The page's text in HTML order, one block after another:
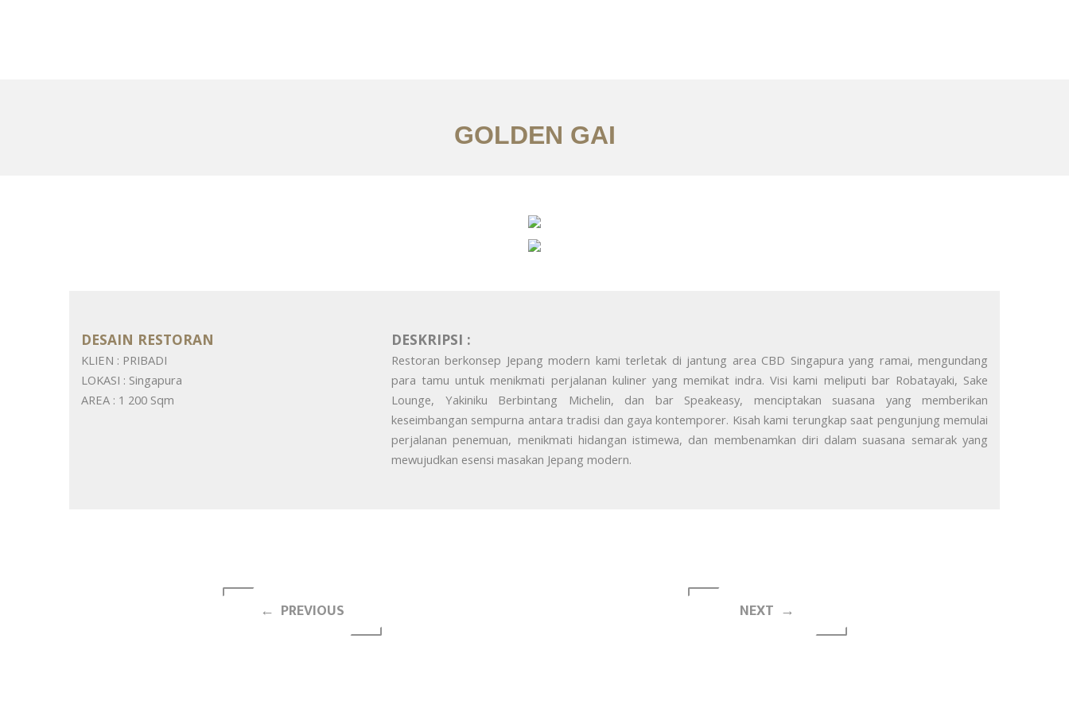
GOLDEN GAI
DESAIN RESTORAN
KLIEN : PRIBADI
LOKASI : Singapura
AREA : 1 200 Sqm
DESKRIPSI :
Restoran berkonsep Jepang modern kami terletak di jantung area CBD Singapura yang ramai, mengundang
para tamu untuk menikmati perjalanan kuliner yang memikat indra. Visi kami meliputi bar Robatayaki, Sake
Lounge, Yakiniku Berbintang Michelin, dan bar Speakeasy, menciptakan suasana yang memberikan
keseimbangan sempurna antara tradisi dan gaya kontemporer. Kisah kami terungkap saat pengunjung memulai
perjalanan penemuan, menikmati hidangan istimewa, dan membenamkan diri dalam suasana semarak yang
mewujudkan esensi masakan Jepang modern.
← PREVIOUS NEXT →